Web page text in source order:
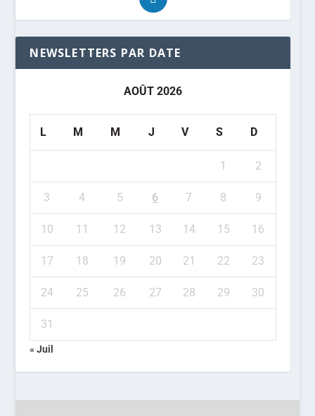
NEWSLETTERS PAR DATE
AOÛT 2026
L M M J V S D
1 2
3 4 5 6 7 8 9
10 11 12 13 14 15 16
17 18 19 20 21 22 23
24 25 26 27 28 29 30
31
« Juil